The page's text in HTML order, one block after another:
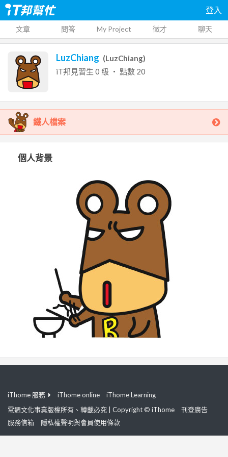
登入
文章 問答 My Project 徵才 聊天
LuzChiang (LuzChiang)
iT邦見習生 0 級 ‧ 點數 20
鐵人檔案
個人背景
iThome 服務 iThome online
iThome Learning
電週文化事業版權所有、轉載必究 | Copyright © iThome
刊登廣告
服務信箱
隱私權聲明與會員使用條款